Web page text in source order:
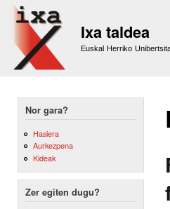
Ixa taldea
Euskal Herriko
Nor gara?
Hasiera
Aurkezpena
Kideak
Zer egiten dugu?